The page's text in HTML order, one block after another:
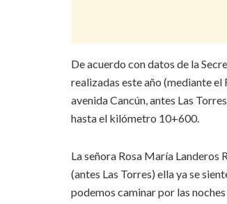
De acuerdo con datos de la
realizadas este año (mediante
avenida Cancún, antes Las
hasta el kilómetro 10+600.
La señora Rosa María Landeros
(antes Las Torres) ella ya se
podemos caminar por las